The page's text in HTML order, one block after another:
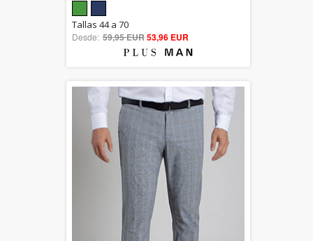
out of 5
Tallas 44 a 70
Desde: 59,95 EUR53,96 EUR